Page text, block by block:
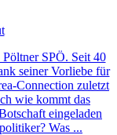
SPÖ. Seit 40
seiner Vorliebe für
Connection zuletzt
wie kommt das
eingeladen
Was ...